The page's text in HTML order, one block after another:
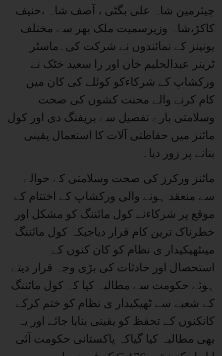
چیئرمین شاہ علی بگٹی ، آصف شاہ ،حنیف
کاکڑ،شاہ وزیرسمیت ملک بھر سے مختلف
یونینز کے نمائندوں نے شرکت کی۔ماسٹر
ٹرینر عبدالحلیم خان اور را سعید خٹک نے
ورکشاپ کے شرکاءکو کوئلے کی کان میں
کام کرنے والے محنت کشوں کی صحت
وسلامتی بارے تفصیل سے بریفنگ دی اور کول
مائنز میں حفاظتی آلات کا استعمال یقینی
بنانے پر زور دیا۔
مائنز ورکرز کی صحت وسلامتی کے حوالے
سے منعقد ہونے والی ورکشاپ کے اختتام کے
موقع پر شرکاءنے کول مائننگ کو مشکل اور
خطرناک ترین کام قرار دیاجبکہ کول مائننگ
میںٹھیکیدار ی نظام کو کان کنوں کے
استحصال اور حادثات کی بڑی وجہ قرار دیتے
ہوئے حکومت سے مطالبہ کیا کہ کول مائننگ
کے شعبے سے ٹھیکیدار ی نظام کو ختم کرکے
کانکنوں کے تحفظ کو یقینی بنایا جائے اور یہ
بھی مطالبہ کیا گیاکہ پاکستانی حکومت آئی